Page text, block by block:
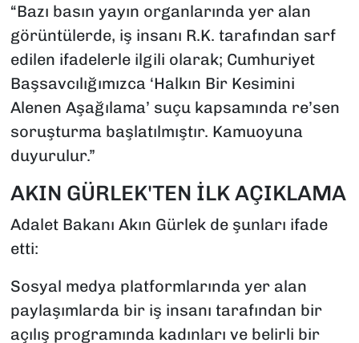
“Bazı basın yayın organlarında yer alan
görüntülerde, iş insanı R.K. tarafından sarf
edilen ifadelerle ilgili olarak; Cumhuriyet
Başsavcılığımızca ‘Halkın Bir Kesimini
Alenen Aşağılama’ suçu kapsamında re’sen
soruşturma başlatılmıştır. Kamuoyuna
duyurulur.”
AKIN GÜRLEK'TEN İLK AÇIKLAMA
Adalet Bakanı Akın Gürlek de şunları ifade
etti:
Sosyal medya platformlarında yer alan
paylaşımlarda bir iş insanı tarafından bir
açılış programında kadınları ve belirli bir